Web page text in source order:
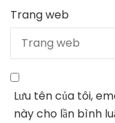
Trang web
Lưu tên của tôi,
này cho lần bình